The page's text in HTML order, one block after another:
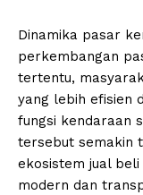
Dinamika pasar
perkembangan
tertentu,
yang lebih efisien
fungsi kendaraan
tersebut semakin
ekosistem jual
modern dan